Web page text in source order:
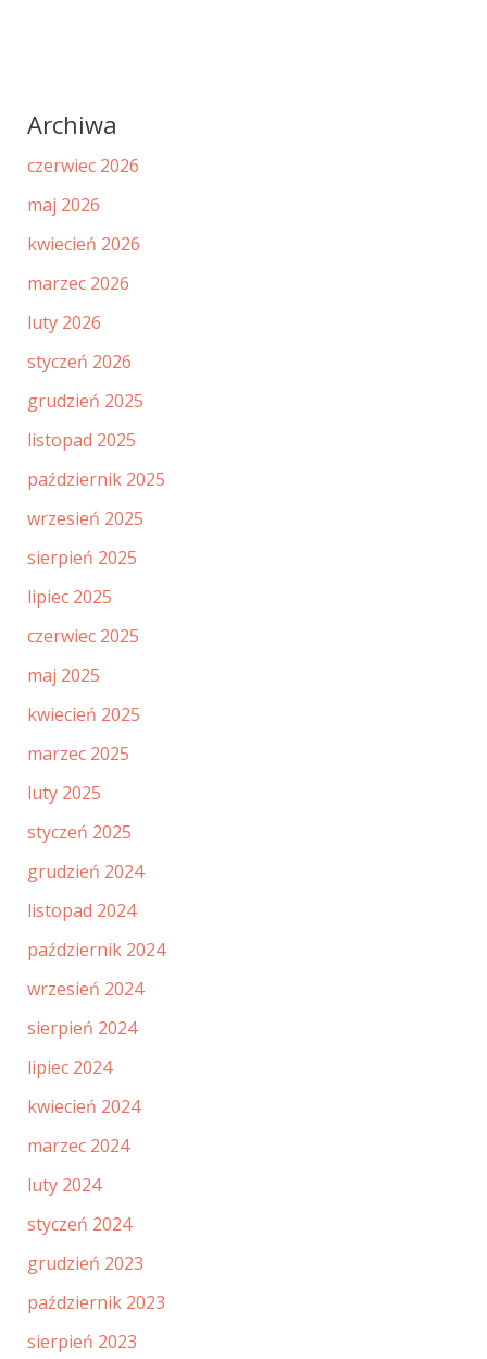
Archiwa
czerwiec 2026
maj 2026
kwiecień 2026
marzec 2026
luty 2026
styczeń 2026
grudzień 2025
listopad 2025
październik 2025
wrzesień 2025
sierpień 2025
lipiec 2025
czerwiec 2025
maj 2025
kwiecień 2025
marzec 2025
luty 2025
styczeń 2025
grudzień 2024
listopad 2024
październik 2024
wrzesień 2024
sierpień 2024
lipiec 2024
kwiecień 2024
marzec 2024
luty 2024
styczeń 2024
grudzień 2023
październik 2023
sierpień 2023